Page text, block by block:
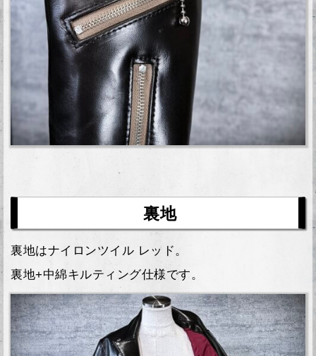
裏地
裏地はナイロンツイル レッド。
裏地+中綿キルティング仕様です。